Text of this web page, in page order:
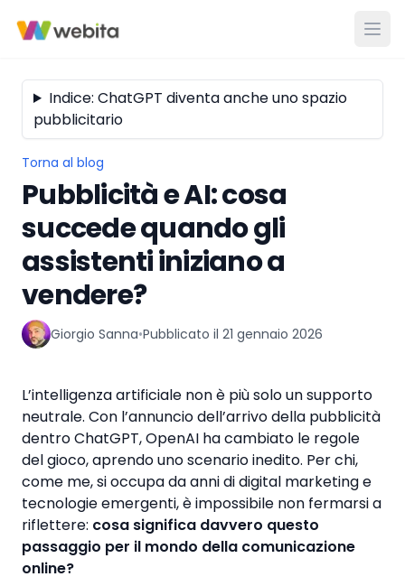
Indice: ChatGPT diventa anche uno spazio
pubblicitario
Torna al blog
Pubblicità e AI: cosa
succede quando gli
assistenti iniziano a
vendere?
Giorgio Sanna•Pubblicato il 21 gennaio 2026
L’intelligenza artificiale non è più solo un supporto
neutrale. Con l’annuncio dell’arrivo della pubblicità
dentro ChatGPT, OpenAI ha cambiato le regole
del gioco, aprendo uno scenario inedito. Per chi,
come me, si occupa da anni di digital marketing e
tecnologie emergenti, è impossibile non fermarsi a
riflettere: cosa significa davvero questo
passaggio per il mondo della comunicazione
online?